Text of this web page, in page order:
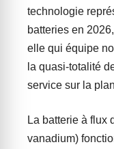
technologie
batteries en
elle qui équipe
la quasi-totalité
service sur la
La batterie à flux
vanadium)